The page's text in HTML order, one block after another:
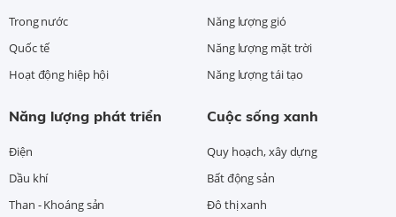
Trong nước
Quốc tế
Hoạt động hiệp hội
Năng lượng gió
Năng lượng mặt trời
Năng lượng tái tạo
Năng lượng phát triển
Điện
Dầu khí
Than - Khoáng sản
Cuộc sống xanh
Quy hoạch, xây dựng
Bất động sản
Đô thị xanh